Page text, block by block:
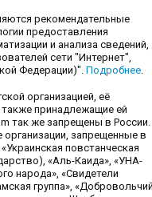
рекомендательные
предоставления
и анализа сведений,
сети "Интернет",
Федерации)". Подробнее.
организацией, её
также принадлежащие ей
так же запрещены в России.
организации, запрещенные в
повстанческая
«Аль-Каида», «УНА-
народа», «Свидетели
группа»,